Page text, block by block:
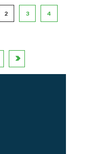
2 3 4